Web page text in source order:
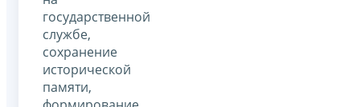
государственной
службе,
сохранение
исторической
памяти,